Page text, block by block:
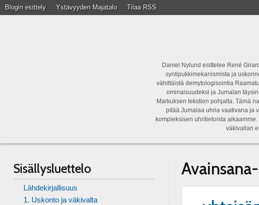
Blogin esittely Ystävyyden Majatalo Tilaa RSS
Daniel Nylund esittelee René
syntipukkimekanismista ja
vähittäistä demytologisointia
ominaisuudeksi ja Jumalan
Markuksen tekstien pohjalta. Tämä
pitää Jumalaa uhria vaativana ja
kompleksisen uhritietoista
väkivallan
Sisällysluettelo
Lähdekirjallisuus
1. Uskonto ja väkivalta